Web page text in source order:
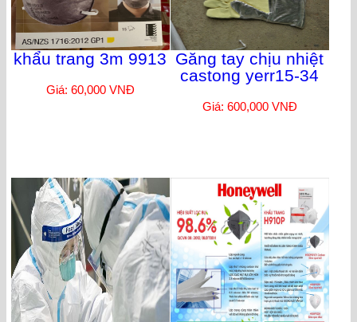
khẩu trang 3m 9913
Giá: 60,000 VNĐ
Găng tay chịu nhiệt
castong yerr15-34
Giá: 600,000 VNĐ